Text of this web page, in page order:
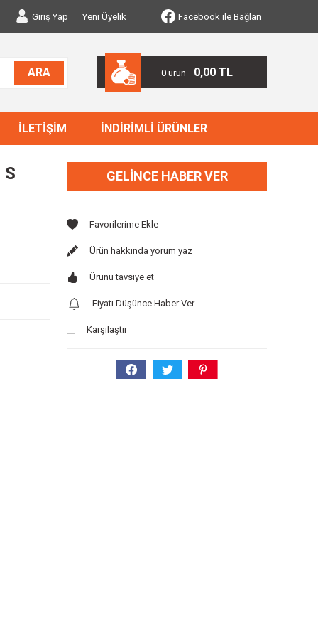
Giriş Yap Yeni Üyelik Facebook ile Bağlan
ARA 0 ürün 0,00 TL
İLETİŞİM İNDİRİMLİ ÜRÜNLER
S
GELINCE HABER VER
Ürün hakkında yorum yaz
Ürünü tavsiye et
Fiyatı Düşünce Haber Ver
Karşılaştır